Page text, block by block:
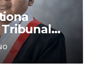
liberación